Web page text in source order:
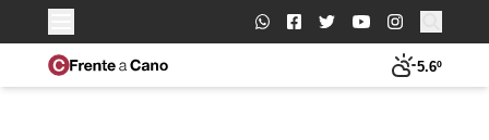
Buscar:
5.6º